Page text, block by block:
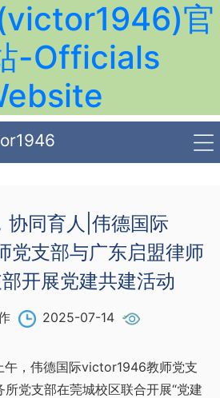
官
-Officials
协同育人|​伟德国际
党支部与广东启盟律师
开展党建共建活动
2025-07-14
午，​伟德国际victor1946教师党支
党支部在莞城校区联合开展“党建